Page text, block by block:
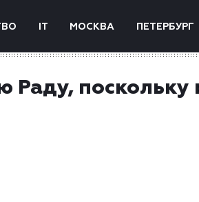
IT МОСКВА ПЕТЕРБУРГ
Раду, поскольку